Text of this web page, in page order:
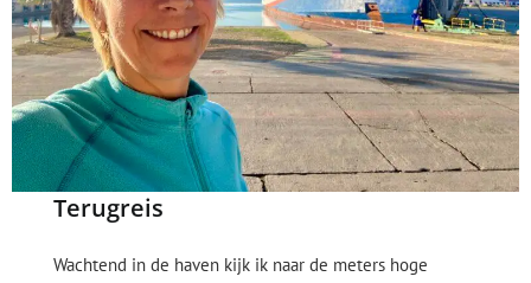
Terugreis
Wachtend in de haven kijk ik naar de meters hoge